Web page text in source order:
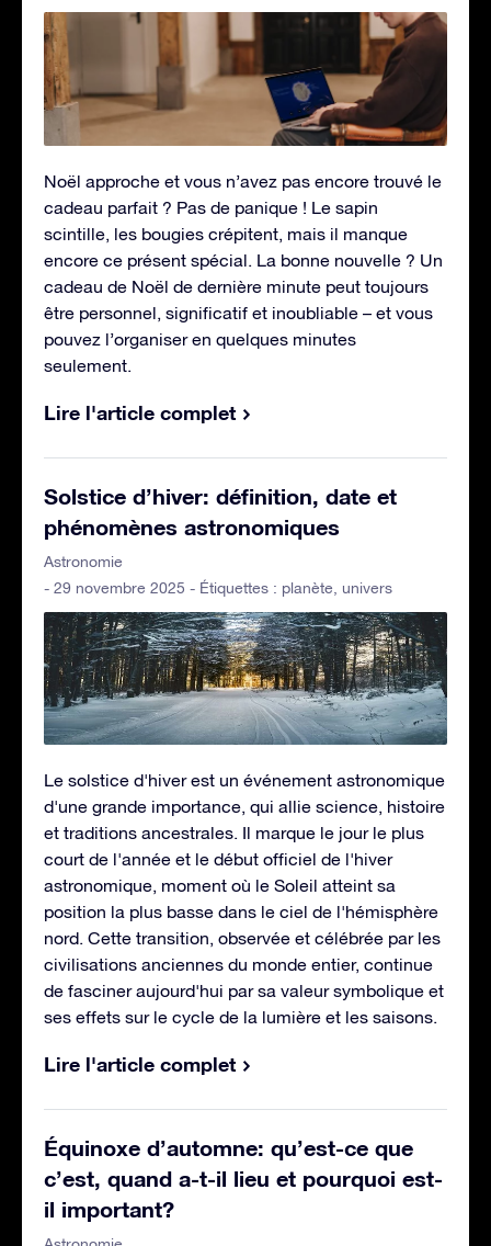
Noël approche et vous n’avez pas encore trouvé le
cadeau parfait ? Pas de panique ! Le sapin
scintille, les bougies crépitent, mais il manque
encore ce présent spécial. La bonne nouvelle ? Un
cadeau de Noël de dernière minute peut toujours
être personnel, significatif et inoubliable – et vous
pouvez l’organiser en quelques minutes
seulement.
Lire l'article complet
Solstice d’hiver: définition, date et
phénomènes astronomiques
Astronomie
- 29 novembre 2025 - Étiquettes : planète univers
Le solstice d'hiver est un événement astronomique
d'une grande importance, qui allie science, histoire
et traditions ancestrales. Il marque le jour le plus
court de l'année et le début officiel de l'hiver
astronomique, moment où le Soleil atteint sa
position la plus basse dans le ciel de l'hémisphère
nord. Cette transition, observée et célébrée par les
civilisations anciennes du monde entier, continue
de fasciner aujourd'hui par sa valeur symbolique et
ses effets sur le cycle de la lumière et les saisons.
Lire l'article complet
Équinoxe d’automne: qu’est-ce que
c’est, quand a-t-il lieu et pourquoi est-
il important?